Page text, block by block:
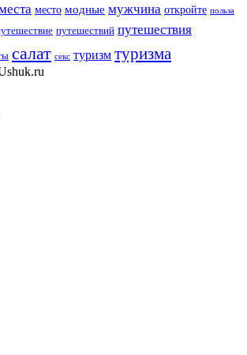
место модные мужчина откройте польза
путешествий путешествия
салат секс туризм туризма